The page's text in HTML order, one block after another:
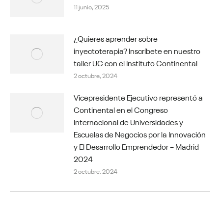
11 junio, 2025
¿Quieres aprender sobre
inyectoterapia? Inscríbete en nuestro
taller UC con el Instituto Continental
2 octubre, 2024
Vicepresidente Ejecutivo representó a
Continental en el Congreso
Internacional de Universidades y
Escuelas de Negocios por la Innovación
y El Desarrollo Emprendedor – Madrid
2024
2 octubre, 2024